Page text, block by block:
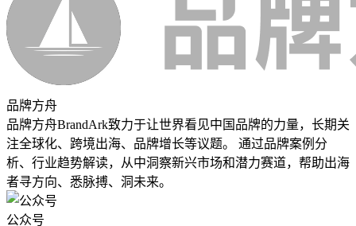
品牌方舟
品牌方舟BrandArk致力于让世界看见中国品牌的力量，长期关
注全球化、跨境出海、品牌增长等议题。 通过品牌案例分
析、行业趋势解读，从中洞察新兴市场和潜力赛道，帮助出海
者寻方向、悉脉搏、洞未来。
公众号